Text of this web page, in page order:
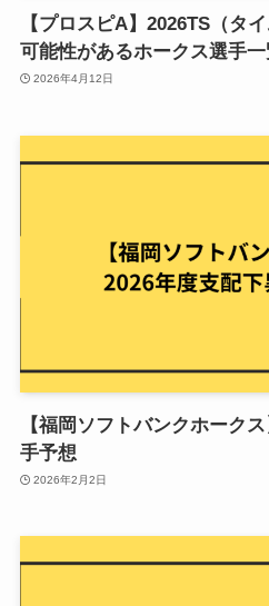
【プロスピA】2026TS（タ
可能性があるホークス選手
2026年4月12日
【福岡ソフトバンクホーク
手予想
2026年2月2日